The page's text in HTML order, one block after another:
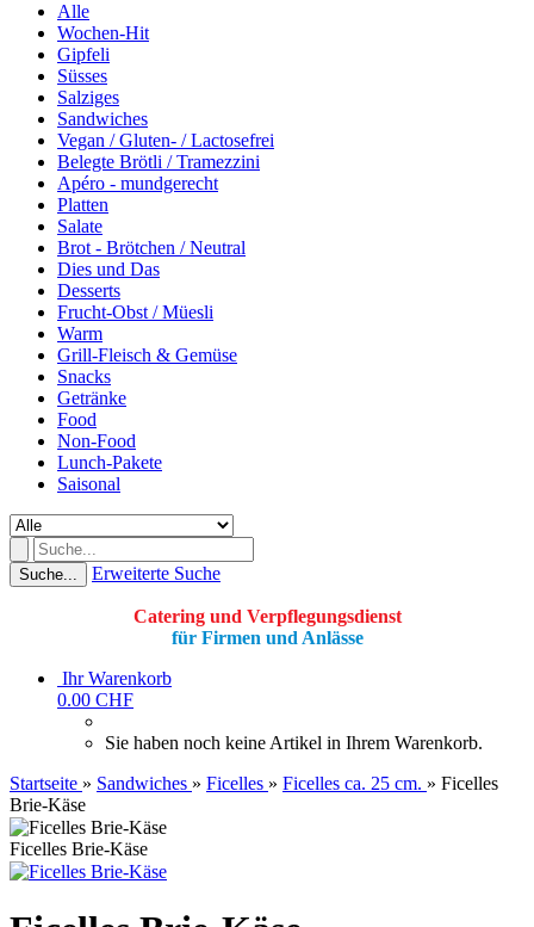
Alle
Wochen-Hit
Gipfeli
Süsses
Salziges
Sandwiches
Vegan / Gluten- / Lactosefrei
Belegte Brötli / Tramezzini
Apéro - mundgerecht
Platten
Salate
Brot - Brötchen / Neutral
Dies und Das
Desserts
Frucht-Obst / Müesli
Warm
Grill-Fleisch & Gemüse
Snacks
Getränke
Food
Non-Food
Lunch-Pakete
Saisonal
Suche... Erweiterte Suche
Catering und Verpflegungsdienst
für Firmen und Anlässe
Ihr Warenkorb
0.00 CHF
Sie haben noch keine Artikel in Ihrem Warenkorb.
Startseite » Sandwiches » Ficelles » Ficelles ca. 25 cm. » Ficelles
Brie-Käse
Ficelles Brie-Käse